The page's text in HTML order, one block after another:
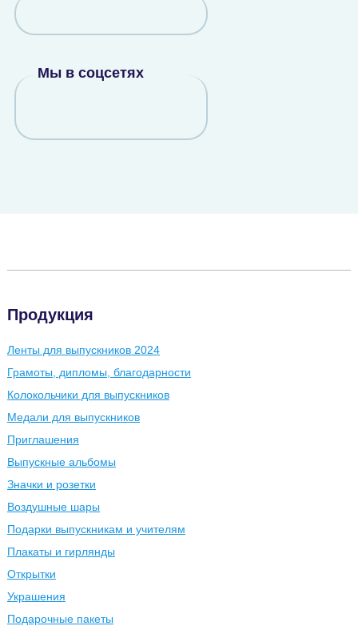
Мы в соцсетях
Продукция
Ленты для выпускников 2024
Грамоты, дипломы, благодарности
Колокольчики для выпускников
Медали для выпускников
Приглашения
Выпускные альбомы
Значки и розетки
Воздушные шары
Подарки выпускникам и учителям
Плакаты и гирлянды
Открытки
Украшения
Подарочные пакеты